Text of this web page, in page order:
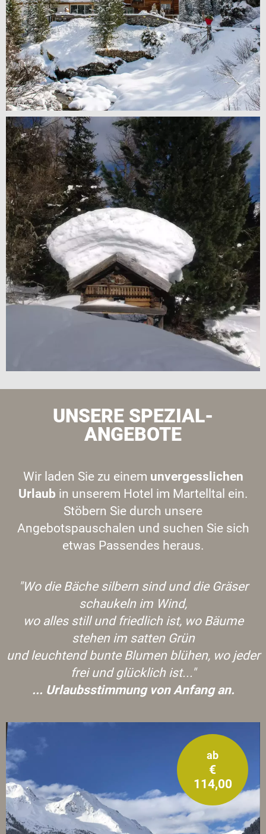
UNSERE SPEZIAL-
ANGEBOTE
Wir laden Sie zu einem unvergesslichen
Urlaub in unserem Hotel im Martelltal ein.
Stöbern Sie durch unsere
Angebotspauschalen und suchen Sie sich
etwas Passendes heraus.
"Wo die Bäche silbern sind und die Gräser
schaukeln im Wind,
wo alles still und friedlich ist, wo Bäume
stehen im satten Grün
und leuchtend bunte Blumen blühen, wo jeder
frei und glücklich ist..."
... Urlaubsstimmung von Anfang an.
ab
€
114,00